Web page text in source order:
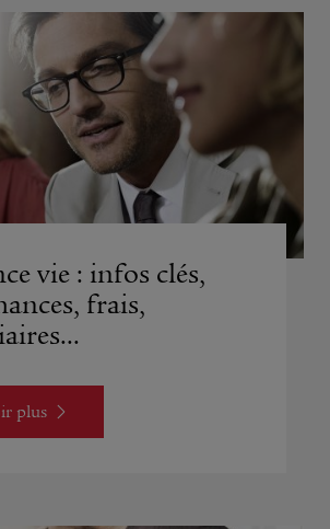
vie : infos clés,
frais,
plus